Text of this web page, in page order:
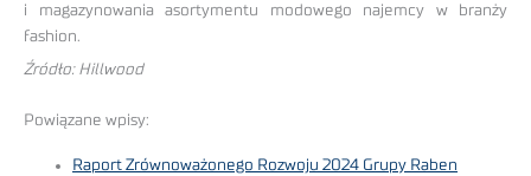
i magazynowania asortymentu modowego najemcy w branży
fashion.
Źródło: Hillwood
Powiązane wpisy:
Raport Zrównoważonego Rozwoju 2024 Grupy Raben